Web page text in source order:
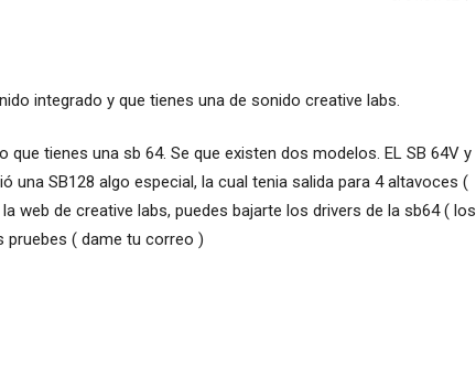
integrado y que tienes una de sonido creative labs.
que tienes una sb 64. Se que existen dos modelos. EL SB 64V y
una SB128 algo especial, la cual tenia salida para 4 altavoces (
web de creative labs, puedes bajarte los drivers de la sb64 ( los
( dame tu correo )